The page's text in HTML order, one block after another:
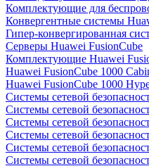
Комплектующие для
Конвергентные системы
Гипер-конвергированная
Серверы Huawei FusionCube
Комплектующие Huawei
Huawei FusionCube 1000
Huawei FusionCube 1000
Системы сетевой
Системы сетевой
Системы сетевой
Системы сетевой
Системы сетевой
Системы сетевой